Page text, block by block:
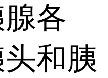
各
和胰